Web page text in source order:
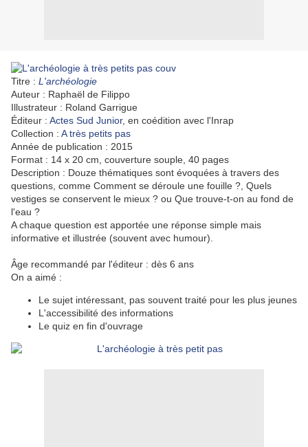
Titre : L'archéologie
Auteur : Raphaël de Filippo
Illustrateur : Roland Garrigue
Éditeur : Actes Sud Junior, en coédition avec l'Inrap
Collection : A très petits pas
Année de publication : 2015
Format : 14 x 20 cm, couverture souple, 40 pages
Description : Douze thématiques sont évoquées à travers des
questions, comme Comment se déroule une fouille ?, Quels
vestiges se conservent le mieux ? ou Que trouve-t-on au fond de
l'eau ?
A chaque question est apportée une réponse simple mais
informative et illustrée (souvent avec humour).
Âge recommandé par l'éditeur : dès 6 ans
On a aimé :
Le sujet intéressant, pas souvent traité pour les plus jeunes
L'accessibilité des informations
Le quiz en fin d'ouvrage